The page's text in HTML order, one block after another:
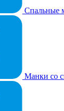
Спальные
Манки со